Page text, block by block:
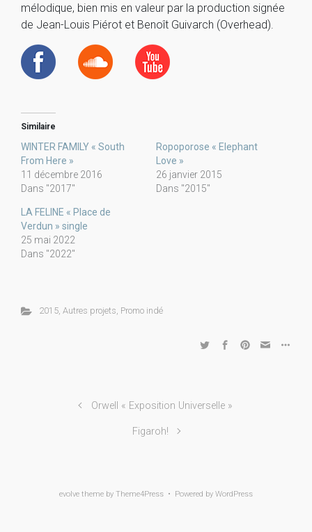
mélodique, bien mis en valeur par la production signée
de Jean-Louis Piérot et Benoît Guivarch (Overhead).
Similaire
WINTER FAMILY « South
From Here »
11 décembre 2016
Dans "2017"
Ropoporose « Elephant
Love »
26 janvier 2015
Dans "2015"
LA FELINE « Place de
Verdun » single
25 mai 2022
Dans "2022"
2015, Autres projets, Promo indé
Orwell « Exposition Universelle »
Figaroh!
evolve theme by Theme4Press • Powered by WordPress